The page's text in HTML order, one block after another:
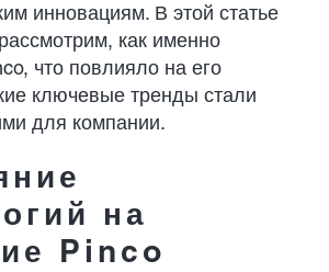
инновациям. В этой статье
как именно
что повлияло на его
ключевые тренды стали
для компании.
на
Pinco